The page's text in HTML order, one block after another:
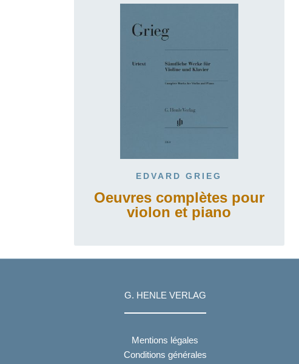
EDVARD GRIEG
Oeuvres complètes pour
violon et piano
G. HENLE VERLAG
Mentions légales
Conditions générales